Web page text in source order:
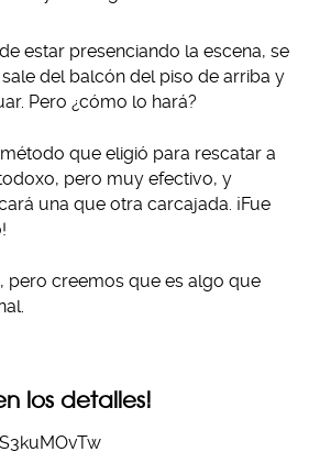
estar presenciando la escena, se
del balcón del piso de arriba y
Pero ¿cómo lo hará?
que eligió para rescatar a
pero muy efectivo, y
una que otra carcajada. ¡Fue
pero creemos que es algo que
los detalles!